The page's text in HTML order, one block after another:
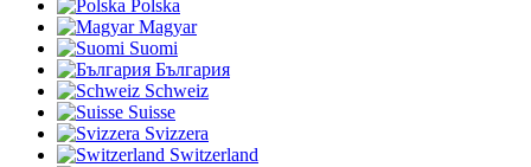
Polska
Magyar
Suomi
България
Schweiz
Suisse
Svizzera
Switzerland